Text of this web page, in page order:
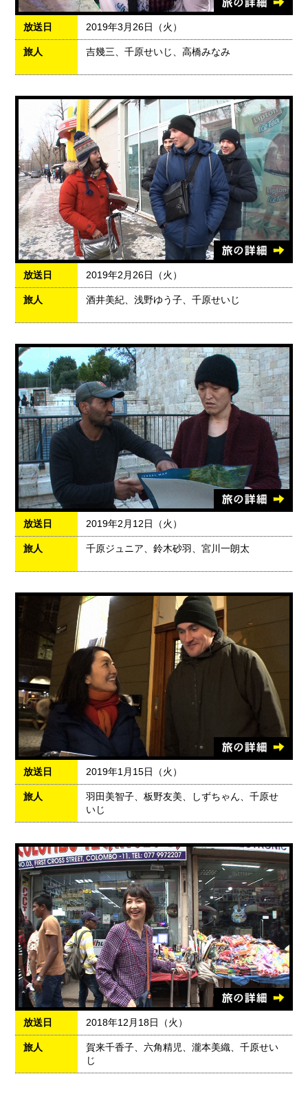
放送日 2019年3月26日（火）
旅人 吉幾三、千原せいじ、高橋みなみ
放送日 2019年2月26日（火）
旅人 酒井美紀、浅野ゆう子、千原せいじ
放送日 2019年2月12日（火）
旅人 千原ジュニア、鈴木砂羽、宮川一朗太
放送日 2019年1月15日（火）
旅人
羽田美智子、板野友美、しずちゃん、千原せ
いじ
放送日 2018年12月18日（火）
旅人
賀来千香子、六角精児、瀧本美織、千原せい
じ